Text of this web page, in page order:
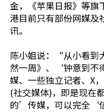
金，《苹果日报》等旗
港目前只有部份网媒及
讯。
陈小姐说：“从小看到
然一周》、‘钟意到不
媒、一些独立记者、X
(社交媒体)，即是现在
的’传媒，可以完全‘